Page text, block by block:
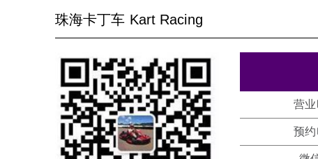
珠海卡丁车 Kart Racing
营业
预约